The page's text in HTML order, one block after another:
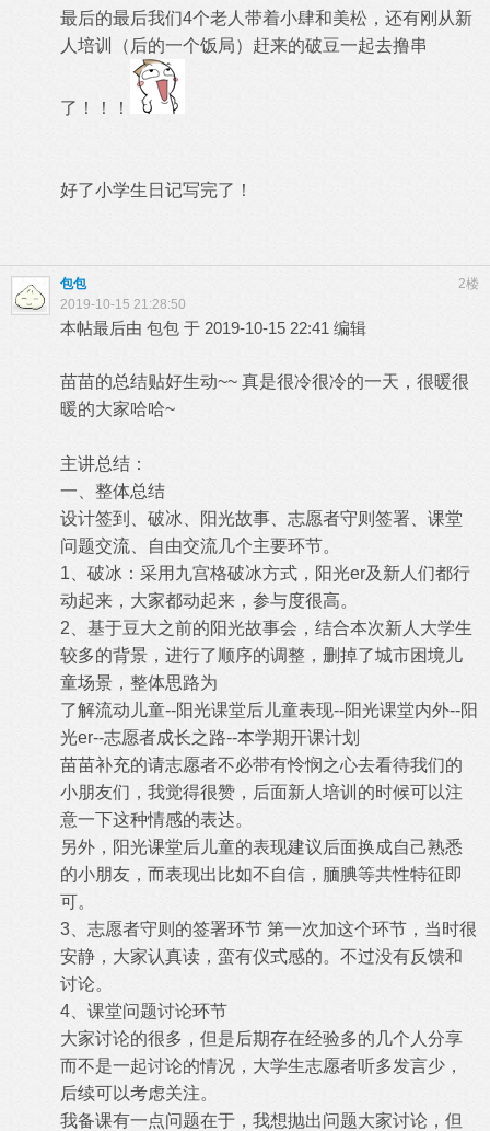
最后的最后我们4个老人带着小肆和美松，还有刚从新
人培训（后的一个饭局）赶来的破豆一起去撸串
了！！！
好了小学生日记写完了！
2楼
包包
2019-10-15 21:28:50
本帖最后由 包包 于 2019-10-15 22:41 编辑
苗苗的总结贴好生动~~ 真是很冷很冷的一天，很暖很
暖的大家哈哈~
主讲总结：
一、整体总结
设计签到、破冰、阳光故事、志愿者守则签署、课堂
问题交流、自由交流几个主要环节。
1、破冰：采用九宫格破冰方式，阳光er及新人们都行
动起来，大家都动起来，参与度很高。
2、基于豆大之前的阳光故事会，结合本次新人大学生
较多的背景，进行了顺序的调整，删掉了城市困境儿
童场景，整体思路为
了解流动儿童--阳光课堂后儿童表现--阳光课堂内外--阳
光er--志愿者成长之路--本学期开课计划
苗苗补充的请志愿者不必带有怜悯之心去看待我们的
小朋友们，我觉得很赞，后面新人培训的时候可以注
意一下这种情感的表达。
另外，阳光课堂后儿童的表现建议后面换成自己熟悉
的小朋友，而表现出比如不自信，腼腆等共性特征即
可。
3、志愿者守则的签署环节 第一次加这个环节，当时很
安静，大家认真读，蛮有仪式感的。不过没有反馈和
讨论。
4、课堂问题讨论环节
大家讨论的很多，但是后期存在经验多的几个人分享
而不是一起讨论的情况，大学生志愿者听多发言少，
后续可以考虑关注。
我备课有一点问题在于，我想抛出问题大家讨论，但